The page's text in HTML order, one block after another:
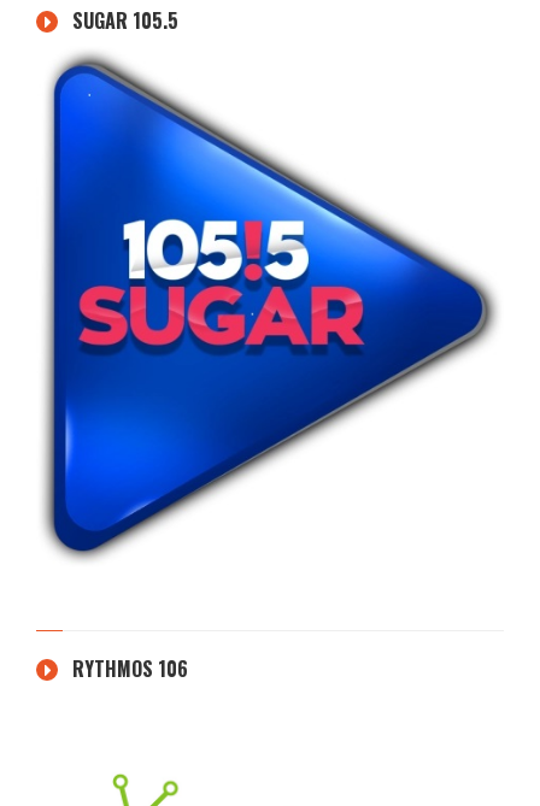
SUGAR 105.5
RYTHMOS 106